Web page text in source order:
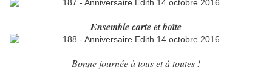
Ensemble carte et boîte
Bonne journée à tous et à toutes !